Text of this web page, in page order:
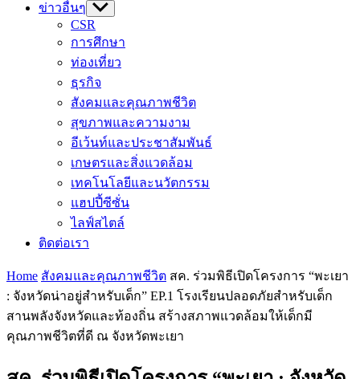
ข่าวอื่นๆ Show
sub
menu
CSR
การศึกษา
ท่องเที่ยว
ธุรกิจ
สังคมและคุณภาพชีวิต
สุขภาพและความงาม
อีเว้นท์และประชาสัมพันธ์
เกษตรและสิ่งแวดล้อม
เทคโนโลยีและนวัตกรรม
แฮปปี้ซีซั่น
ไลฟ์สไตล์
ติดต่อเรา
Home สังคมและคุณภาพชีวิต สค. ร่วมพิธีเปิดโครงการ “พะเยา
: จังหวัดน่าอยู่สำหรับเด็ก” EP.1 โรงเรียนปลอดภัยสำหรับเด็ก
สานพลังจังหวัดและท้องถิ่น สร้างสภาพแวดล้อมให้เด็กมี
คุณภาพชีวิตที่ดี ณ จังหวัดพะเยา